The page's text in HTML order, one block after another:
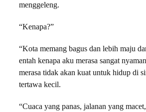
menggeleng.
“Kenapa?”
“Kota memang bagus dan lebih maju
entah kenapa aku merasa sangat
merasa tidak akan kuat untuk hidup di
tertawa kecil.
“Cuaca yang panas, jalanan yang